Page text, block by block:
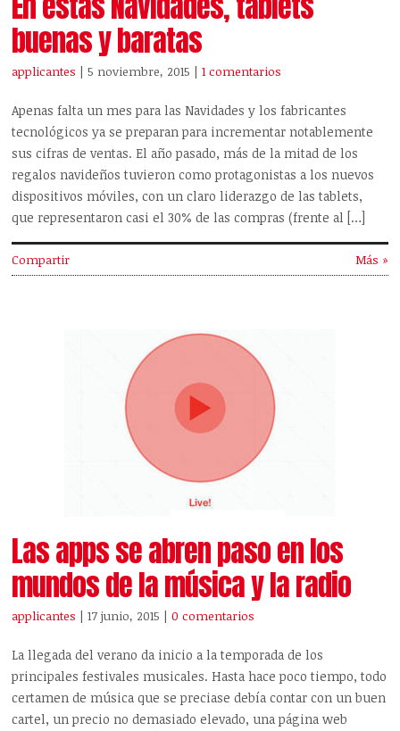
buenas y baratas
applicantes | 5 noviembre, 2015 |1 comentarios
Apenas falta un mes para las Navidades y los fabricantes
tecnológicos ya se preparan para incrementar notablemente
sus cifras de ventas. El año pasado, más de la mitad de los
regalos navideños tuvieron como protagonistas a los nuevos
dispositivos móviles, con un claro liderazgo de las tablets,
que representaron casi el 30% de las compras (frente al […]
Compartir Más »
Las apps se abren paso en los
mundos de la música y la radio
applicantes | 17 junio, 2015 |0 comentarios
La llegada del verano da inicio a la temporada de los
principales festivales musicales. Hasta hace poco tiempo, todo
certamen de música que se preciase debía contar con un buen
cartel, un precio no demasiado elevado, una página web